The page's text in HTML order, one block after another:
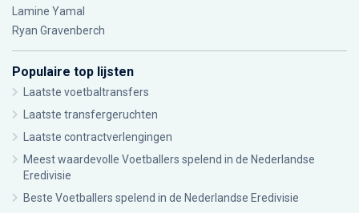
Lamine Yamal
Ryan Gravenberch
Populaire top lijsten
Laatste voetbaltransfers
Laatste transfergeruchten
Laatste contractverlengingen
Meest waardevolle Voetballers spelend in de Nederlandse
Eredivisie
Beste Voetballers spelend in de Nederlandse Eredivisie